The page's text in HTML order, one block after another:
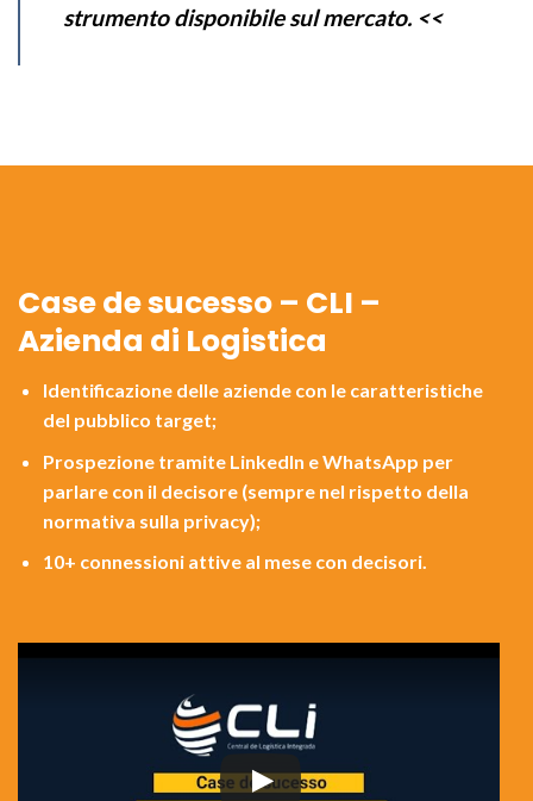
strumento disponibile sul mercato. <<
Case de sucesso – CLI –
Azienda di Logistica
Identificazione delle aziende con le caratteristiche
del pubblico target;
Prospezione tramite LinkedIn e WhatsApp per
parlare con il decisore (sempre nel rispetto della
normativa sulla privacy);
10+ connessioni attive al mese con decisori.